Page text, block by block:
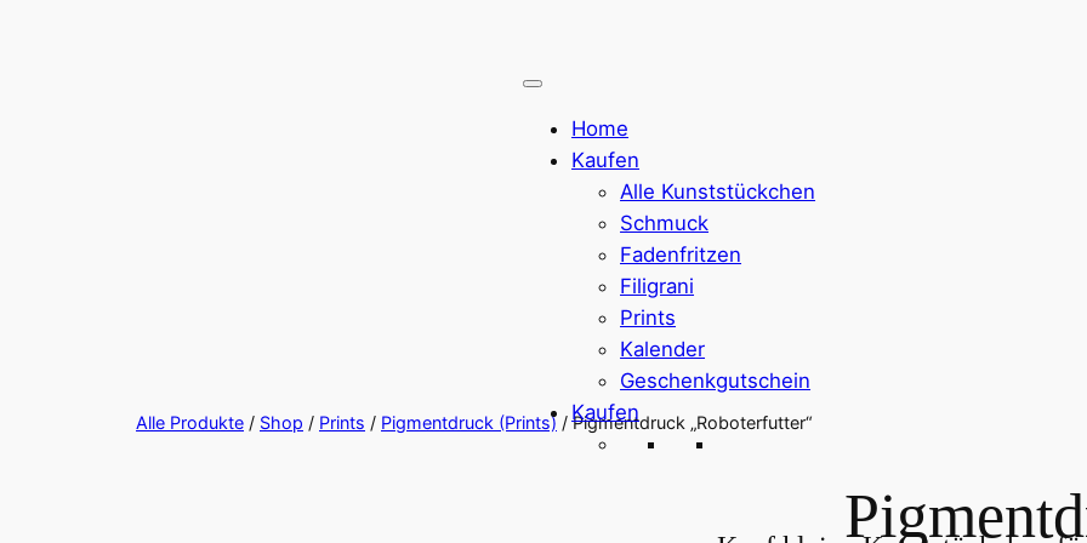
Home
Kaufen
Alle Kunststückchen
Schmuck
Fadenfritzen
Filigrani
Prints
Kalender
Geschenkgutschein
Kaufen
Alle Produkte / Shop / Prints / Pigmentdruck (Prints) / Pigmentdruck „Roboterfutter“